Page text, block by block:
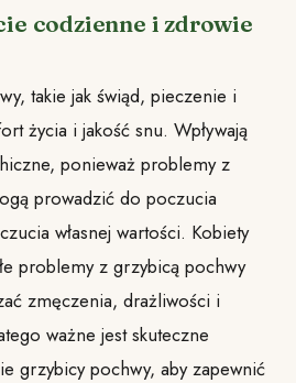
codzienne i zdrowie
takie jak świąd, pieczenie i
życia i jakość snu. Wpływają
ponieważ problemy z
prowadzić do poczucia
własnej wartości. Kobiety
problemy z grzybicą pochwy
zmęczenia, drażliwości i
ważne jest skuteczne
grzybicy pochwy, aby zapewnić